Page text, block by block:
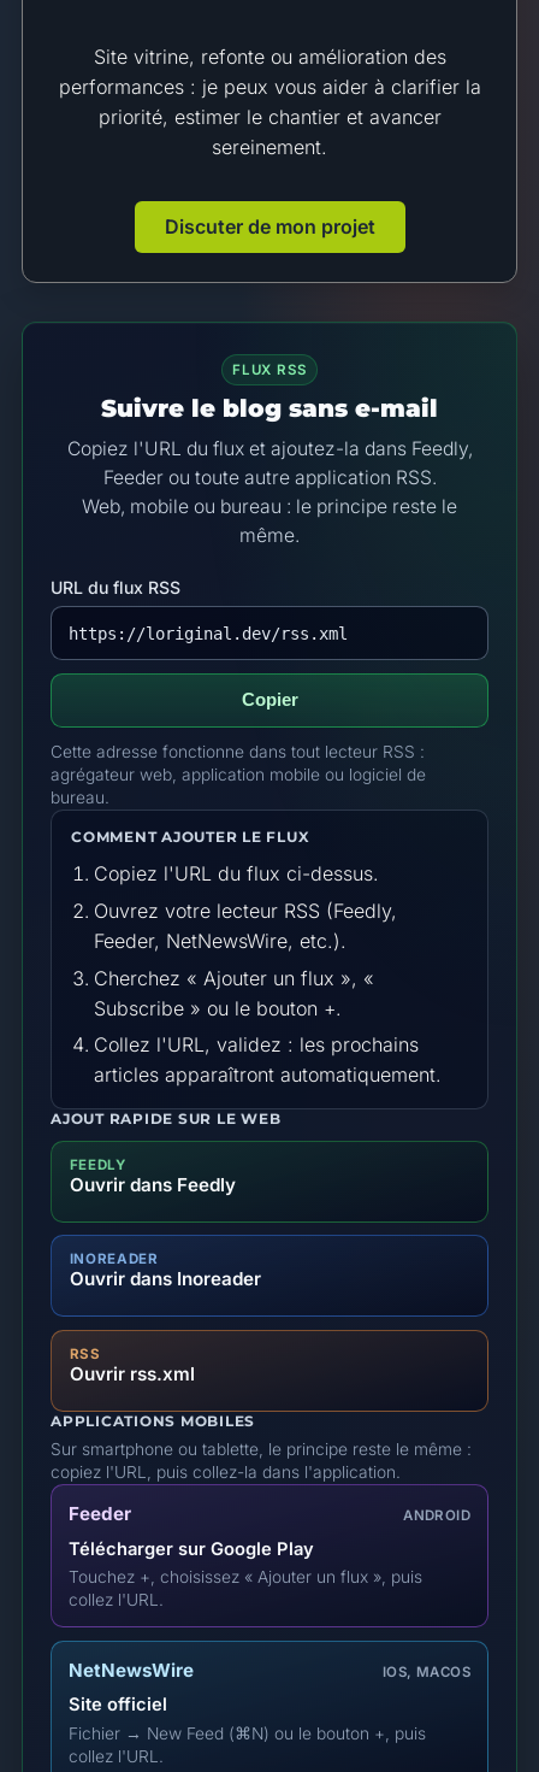
Site vitrine, refonte ou amélioration des
performances : je peux vous aider à clarifier la
priorité, estimer le chantier et avancer
sereinement.
Discuter de mon projet
FLUX RSS
Suivre le blog sans e-mail
Copiez l'URL du flux et ajoutez-la dans Feedly,
Feeder ou toute autre application RSS.
Web, mobile ou bureau : le principe reste le
même.
URL du flux RSS
Copier
Cette adresse fonctionne dans tout lecteur RSS :
agrégateur web, application mobile ou logiciel de
bureau.
COMMENT AJOUTER LE FLUX
Copiez l'URL du flux ci-dessus.
Ouvrez votre lecteur RSS (Feedly,
Feeder, NetNewsWire, etc.).
Cherchez « Ajouter un flux », «
Subscribe » ou le bouton +.
Collez l'URL, validez : les prochains
articles apparaîtront automatiquement.
AJOUT RAPIDE SUR LE WEB
FEEDLY
Ouvrir dans Feedly
INOREADER
Ouvrir dans Inoreader
RSS
Ouvrir rss.xml
APPLICATIONS MOBILES
Sur smartphone ou tablette, le principe reste le même :
copiez l'URL, puis collez-la dans l'application.
Feeder ANDROID
Télécharger sur Google Play
Touchez +, choisissez « Ajouter un flux », puis
collez l'URL.
NetNewsWire IOS, MACOS
Site officiel
Fichier → New Feed (⌘N) ou le bouton +, puis
collez l'URL.